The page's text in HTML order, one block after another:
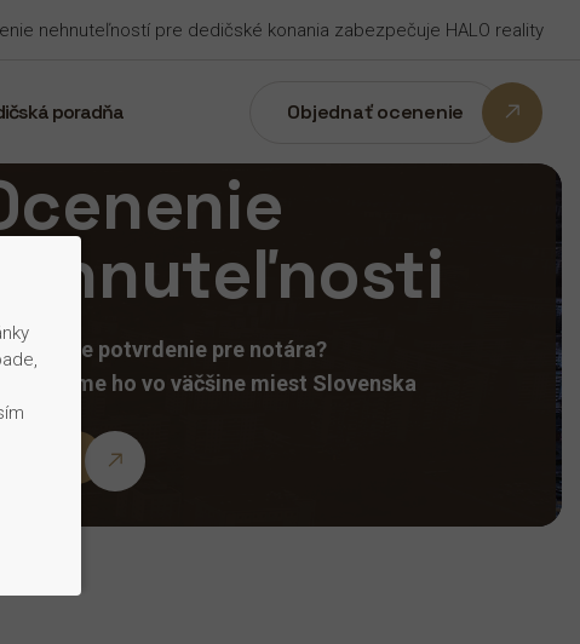
nehnuteľností pre dedičské konania zabezpečuje HALO reality
poradňa Objednať ocenenie
nehnuteľnosti
potvrdenie pre notára?
ho vo väčšine miest Slovenska